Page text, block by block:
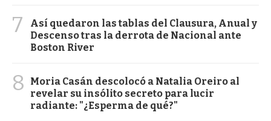
7
Así quedaron las tablas del Clausura, Anual y
Descenso tras la derrota de Nacional ante
Boston River
8
Moria Casán descolocó a Natalia Oreiro al
revelar su insólito secreto para lucir
radiante: "¿Esperma de qué?"